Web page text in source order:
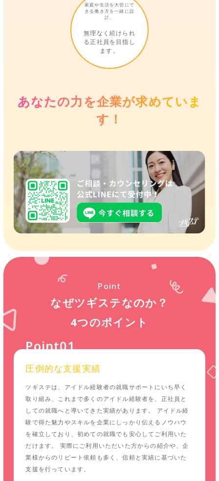
家庭や生活を大切にで
きる働き方を一緒に設
計。
無理なく続けられ
る正社員を目指し
ます。
あなたの力を企業が求めていま
す！
Point
なぜツギステなのか？
4つのポイント
Point01
圧倒的な支援実績
ツギステは、アイドル経験者の就職サポートにいち早く
取り組み、これまで多くのアイドル経験者を、正社員と
しての就職へと導いてきた実績があります。 アイドル経
験で得た魅力やスキルを企業にしっかり伝えるノウハウ
を確立しており、初めての就職でも安心してご利用いた
だけます。 実際にご利用いただいた方からの紹介や、企
業様からのリピート依頼も多く、信頼と実績に基づいた
支援を行っています。